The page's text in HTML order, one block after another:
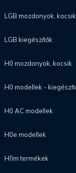
LGB mozdonyok, kocsik
LGB kiegészítők
H0 mozdonyok, kocsik
H0 modellek -
H0 AC modellek
H0e modellek
H0m termékek